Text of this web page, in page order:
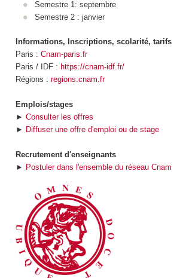
Semestre 1: septembre
Semestre 2 : janvier
Informations, Inscriptions, scolarité, tarifs
Paris : Cnam-paris.fr
Paris / IDF : https://cnam-idf.fr/
Régions : regions.cnam.fr
Emplois/stages
► Consulter les offres
► Diffuser une offre d'emploi ou de stage
Recrutement d'enseignants
► Postuler dans l'ensemble du réseau Cnam